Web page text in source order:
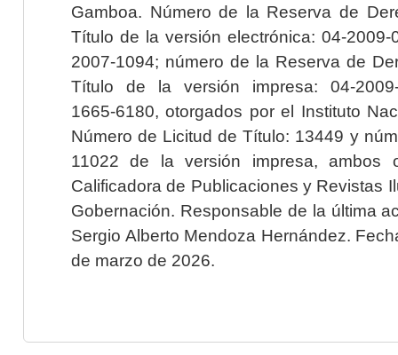
Gamboa. Número de la Reserva de
Título de la versión electrónica: 04-2009-
2007-1094; número de la Reserva de
Título de la versión impresa: 04-2009-
1665-6180, otorgados por el Instituto
Número de Licitud de Título: 13449 y
11022 de la versión impresa, ambos
Calificadora de Publicaciones y Revistas
Gobernación. Responsable de la última
Sergio Alberto Mendoza Hernández.
de marzo de 2026.